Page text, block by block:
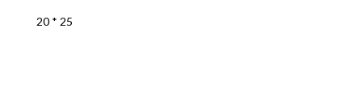
20 * 25